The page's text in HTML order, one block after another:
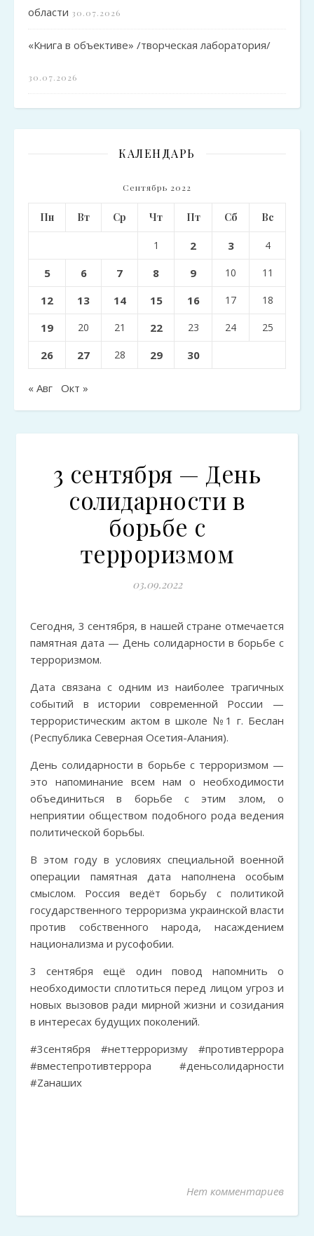
области 30.07.2026
«Книга в объективе» /творческая лаборатория/
30.07.2026
КАЛЕНДАРЬ
Сентябрь 2022
Пн Вт Ср Чт Пт Сб Вс
1 2 3 4
5 6 7 8 9 10 11
12 13 14 15 16 17 18
19 20 21 22 23 24 25
26 27 28 29 30
« Авг Окт »
3 сентября — День
солидарности в
борьбе с
терроризмом
03.09.2022
Сегодня, 3 сентября, в нашей стране отмечается
памятная дата — День солидарности в борьбе с
терроризмом.
Дата связана с одним из наиболее трагичных
событий в истории современной России —
террористическим актом в школе №1 г. Беслан
(Республика Северная Осетия-Алания).
День солидарности в борьбе с терроризмом —
это напоминание всем нам о необходимости
объединиться в борьбе с этим злом, о
неприятии обществом подобного рода ведения
политической борьбы.
В этом году в условиях специальной военной
операции памятная дата наполнена особым
смыслом. Россия ведёт борьбу с политикой
государственного терроризма украинской власти
против собственного народа, насаждением
национализма и русофобии.
3 сентября ещё один повод напомнить о
необходимости сплотиться перед лицом угроз и
новых вызовов ради мирной жизни и созидания
в интересах будущих поколений.
#3сентября #неттерроризму #противтеррора
#вместепротивтеррора #деньсолидарности
#Zанаших
Нет комментариев